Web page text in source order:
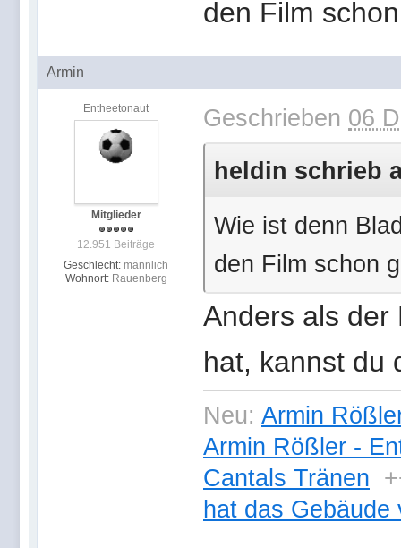
den Film
Armin
Entheetonaut
Mitglieder
12.951 Beiträge
Geschlecht: männlich
Wohnort: Rauenberg
Geschrieben 06
heldin schrieb
Wie ist denn
den Film schon
Anders als der
hat, kannst du
Neu: Armin
Armin Rößler -
Cantals Tränen
hat das Gebäude